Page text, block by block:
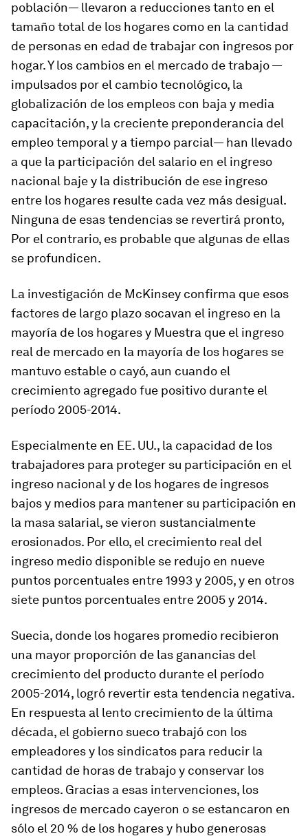
población— llevaron a reducciones tanto en el
tamaño total de los hogares como en la cantidad
de personas en edad de trabajar con ingresos por
hogar. Y los cambios en el mercado de trabajo —
impulsados por el cambio tecnológico, la
globalización de los empleos con baja y media
capacitación, y la creciente preponderancia del
empleo temporal y a tiempo parcial— han llevado
a que la participación del salario en el ingreso
nacional baje y la distribución de ese ingreso
entre los hogares resulte cada vez más desigual.
Ninguna de esas tendencias se revertirá pronto,
Por el contrario, es probable que algunas de ellas
se profundicen.
La investigación de McKinsey confirma que esos
factores de largo plazo socavan el ingreso en la
mayoría de los hogares y Muestra que el ingreso
real de mercado en la mayoría de los hogares se
mantuvo estable o cayó, aun cuando el
crecimiento agregado fue positivo durante el
período 2005-2014.
Especialmente en EE. UU., la capacidad de los
trabajadores para proteger su participación en el
ingreso nacional y de los hogares de ingresos
bajos y medios para mantener su participación en
la masa salarial, se vieron sustancialmente
erosionados. Por ello, el crecimiento real del
ingreso medio disponible se redujo en nueve
puntos porcentuales entre 1993 y 2005, y en otros
siete puntos porcentuales entre 2005 y 2014.
Suecia, donde los hogares promedio recibieron
una mayor proporción de las ganancias del
crecimiento del producto durante el período
2005-2014, logró revertir esta tendencia negativa.
En respuesta al lento crecimiento de la última
década, el gobierno sueco trabajó con los
empleadores y los sindicatos para reducir la
cantidad de horas de trabajo y conservar los
empleos. Gracias a esas intervenciones, los
ingresos de mercado cayeron o se estancaron en
sólo el 20 % de los hogares y hubo generosas